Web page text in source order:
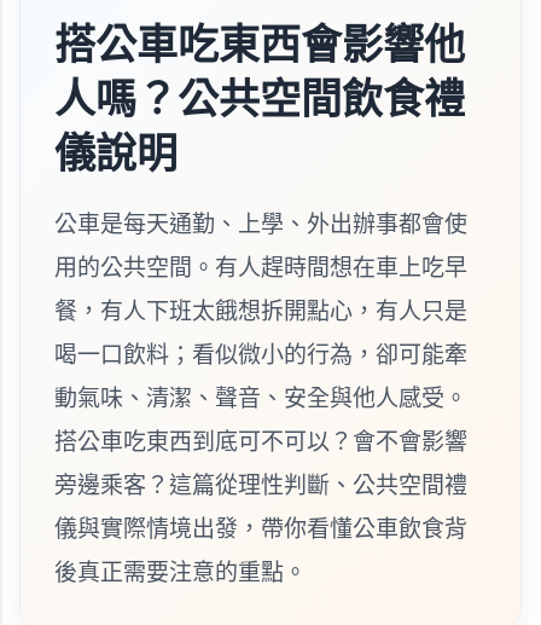
搭公車吃東西會影響他
人嗎？公共空間飲食禮
儀說明
公車是每天通勤、上學、外出辦事都會使
用的公共空間。有人趕時間想在車上吃早
餐，有人下班太餓想拆開點心，有人只是
喝一口飲料；看似微小的行為，卻可能牽
動氣味、清潔、聲音、安全與他人感受。
搭公車吃東西到底可不可以？會不會影響
旁邊乘客？這篇從理性判斷、公共空間禮
儀與實際情境出發，帶你看懂公車飲食背
後真正需要注意的重點。